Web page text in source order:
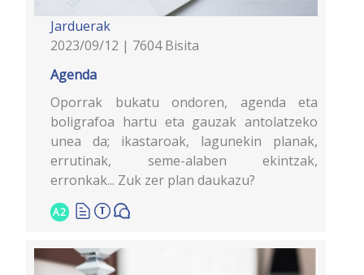
Jarduerak
2023/09/12 | 7604 Bisita
Agenda
Oporrak bukatu ondoren, agenda eta
boligrafoa hartu eta gauzak antolatzeko
unea da; ikastaroak, lagunekin planak,
errutinak, seme-alaben ekintzak,
erronkak... Zuk zer plan daukazu?
A2